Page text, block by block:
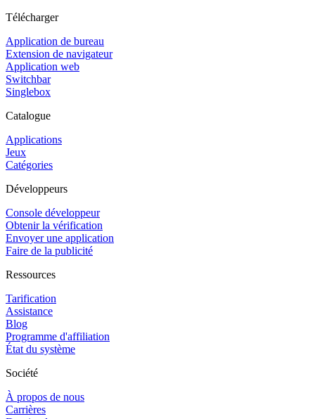
Télécharger
Application de bureau
Extension de navigateur
Application web
Switchbar
Singlebox
Catalogue
Applications
Jeux
Catégories
Développeurs
Console développeur
Obtenir la vérification
Envoyer une application
Faire de la publicité
Ressources
Tarification
Assistance
Blog
Programme d'affiliation
État du système
Société
À propos de nous
Carrières